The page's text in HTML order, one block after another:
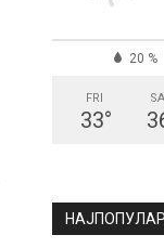
СКОПЈЕ